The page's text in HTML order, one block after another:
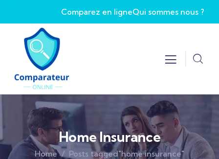
Comparez en ligneQui sommes nous ?
Home Insurance
Home Posts tagged"home insurance"